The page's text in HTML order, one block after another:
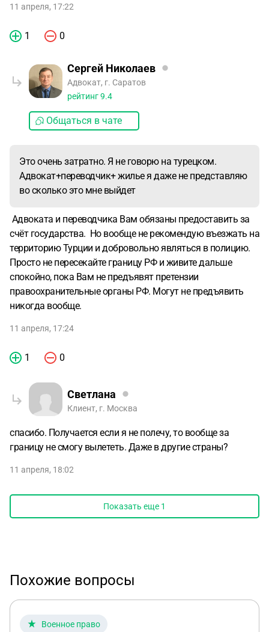
11 апреля, 17:22
1 0
Сергей Николаев
Адвокат, г. Саратов
рейтинг9.4
Общаться в чате
Это очень затратно. Я не говорю на турецком.
Адвокат+переводчик+ жилье я даже не представляю
во сколько это мне выйдет
Адвоката и переводчика Вам обязаны предоставить за
счёт государства. Но вообще не рекомендую въезжать на
территорию Турции и добровольно являться в полицию.
Просто не пересекайте границу РФ и живите дальше
спокойно, пока Вам не предъявят претензии
правоохранительные органы РФ. Могут не предъявить
никогда вообще.
11 апреля, 17:24
1 0
Светлана
Клиент, г. Москва
спасибо. Получается если я не полечу, то вообще за
границу не смогу вылететь. Даже в другие страны?
11 апреля, 18:02
Показать еще 1
Похожие вопросы
Военное право